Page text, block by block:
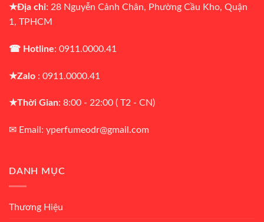
★Địa chỉ: 28 Nguyễn Cảnh Chân, Phường Cầu Kho, Quận
1, TPHCM
☎ Hotline: 0911.0000.41
★Zalo : 0911.0000.41
★Thời Gian: 8:00 - 22:00 ( T2 - CN)
✉ Email: yperfumeodr@gmail.com
DANH MỤC
Thương Hiệu